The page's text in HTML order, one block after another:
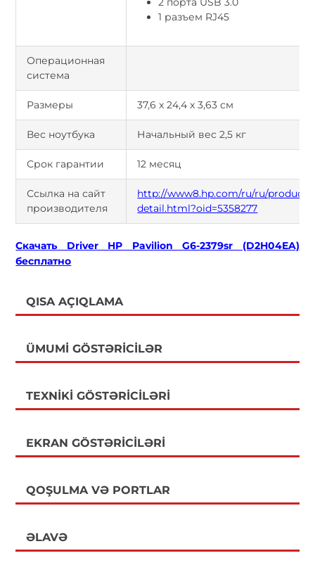
1 разъем RJ45
Операционная
система
Размеры 37,6 x 24,4 x 3,63 см
Вес ноутбука Начальный вес 2,5 кг
Срок гарантии 12 месяц
Ссылка на сайт
производителя
http://www8.hp.com/ru/ru/
detail.html?oid=5358277
Скачать Driver HP Pavilion G6-2379sr (D2H04EA)
бесплатно
QISA AÇIQLAMA
ÜMUMI GÖSTƏRICILƏR
TEXNIKI GÖSTƏRICILƏRI
EKRAN GÖSTƏRICILƏRI
QOŞULMA VƏ PORTLAR
ƏLAVƏ